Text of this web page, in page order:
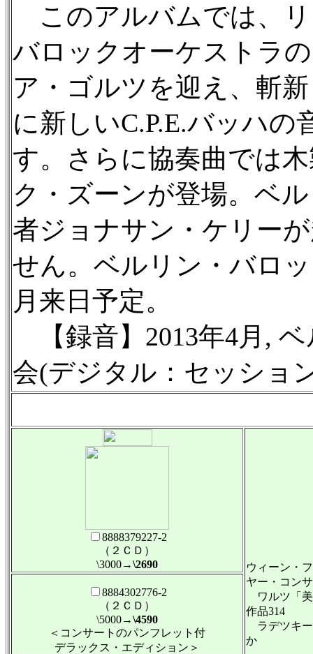
このアルバムでは、
バロックオーケストラ
ア・ゴルツを迎え、斬
に新しいC.P.E.バッハ
す。さらに協奏曲では
ク・ズーンが登場。ベ
者ジョナサン・ケリー
せん。ベルリン・バロ
月来日予定。
【録音】2013年4月,
会(デジタル：セッショ
8888379227-2
（２ＣＤ）
\3000→\2690
ウィーン・
ヤー・コン
ワルツ「美
作品314
ラデツキ
か
8884302776-2
（２ＣＤ）
\5000→\4590
＜コンサートのパンフレット付
デラックス・エディション＞